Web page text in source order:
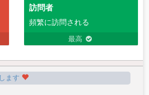
訪問者
頻繁に訪問される
最高
ます